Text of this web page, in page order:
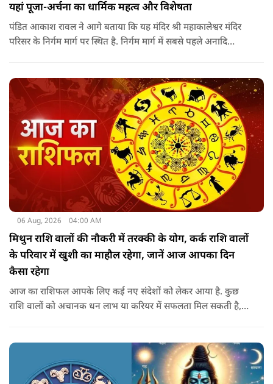
यहां पूजा-अर्चना का धार्मिक महत्व और विशेषता
पंडित आकाश रावल ने आगे बताया कि यह मंदिर श्री महाकालेश्वर मंदिर
परिसर के निर्गम मार्ग पर स्थित है. निर्गम मार्ग में सबसे पहले अनादि
06 Aug, 2026 04:00 AM
मिथुन राशि वालों की नौकरी में तरक्की के योग, कर्क राशि वालों
के परिवार में खुशी का माहौल रहेगा, जानें आज आपका दिन
कैसा रहेगा
आज का राशिफल आपके लिए कई नए संदेशों को लेकर आया है. कुछ
राशि वालों को अचानक धन लाभ या करियर में सफलता मिल सकती है,
सकता है.